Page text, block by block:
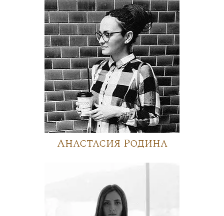
Анастасия Родина